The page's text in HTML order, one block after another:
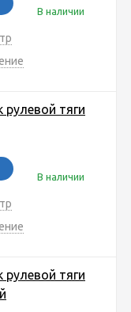
В наличии
рулевой тяги
В наличии
рулевой тяги